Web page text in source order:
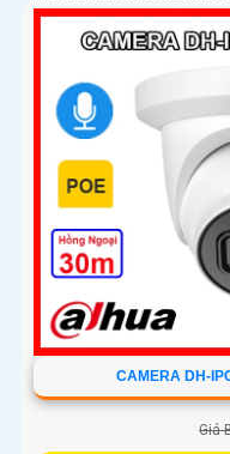
sắc trung thực hơn
CAMERA DH-
Giá